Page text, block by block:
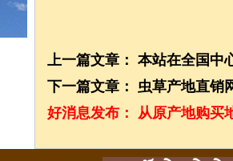
上一篇文章： 本站在全国中
下一篇文章： 虫草产地直销
好消息发布： 从原产地购买